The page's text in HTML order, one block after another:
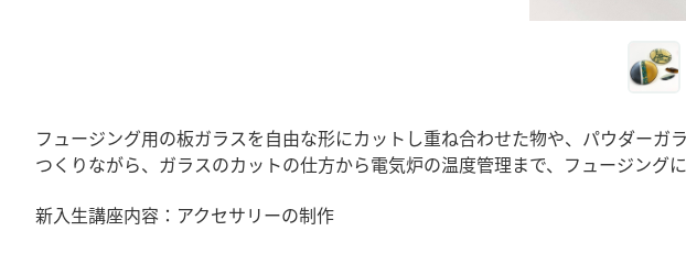
フュージング用の板ガラスを自由な形にカットし重ね合わせた物や、パウダー
つくりながら、ガラスのカットの仕方から電気炉の温度管理まで、フュージング
新入生講座内容：アクセサリーの制作